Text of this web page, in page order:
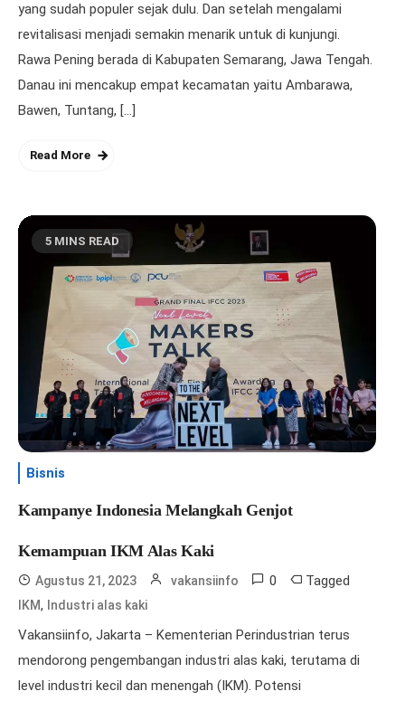
yang sudah populer sejak dulu. Dan setelah mengalami
revitalisasi menjadi semakin menarik untuk di kunjungi.
Rawa Pening berada di Kabupaten Semarang, Jawa Tengah.
Danau ini mencakup empat kecamatan yaitu Ambarawa,
Bawen, Tuntang, […]
Read More
5 MINS READ
Bisnis
Kampanye Indonesia Melangkah Genjot
Kemampuan IKM Alas Kaki
Agustus 21, 2023 vakansiinfo 0 Tagged
IKM, Industri alas kaki
Vakansiinfo, Jakarta – Kementerian Perindustrian terus
mendorong pengembangan industri alas kaki, terutama di
level industri kecil dan menengah (IKM). Potensi